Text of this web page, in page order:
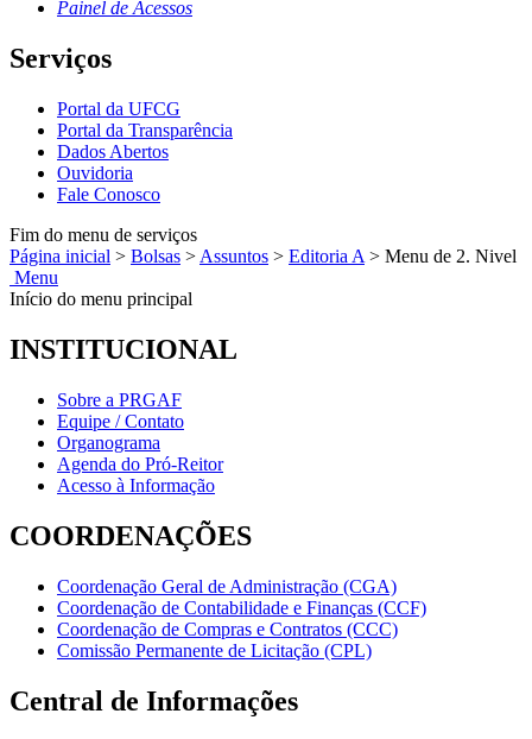
Painel de Acessos
Serviços
Portal da UFCG
Portal da Transparência
Dados Abertos
Ouvidoria
Fale Conosco
Fim do menu de serviços
Página inicial > Bolsas > Assuntos > Editoria A > Menu de 2. Nivel
Menu
Início do menu principal
INSTITUCIONAL
Sobre a PRGAF
Equipe / Contato
Organograma
Agenda do Pró-Reitor
Acesso à Informação
COORDENAÇÕES
Coordenação Geral de Administração (CGA)
Coordenação de Contabilidade e Finanças (CCF)
Coordenação de Compras e Contratos (CCC)
Comissão Permanente de Licitação (CPL)
Central de Informações